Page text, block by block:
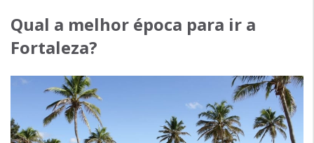
Qual a melhor época para ir a
Fortaleza?